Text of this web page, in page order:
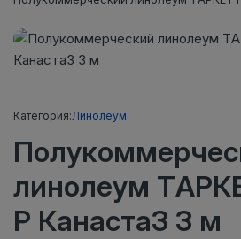
Категория:Линолеум
линолеум
Р Канаста3 3 м